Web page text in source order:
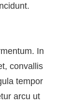
In
convallis
tempor
arcu ut